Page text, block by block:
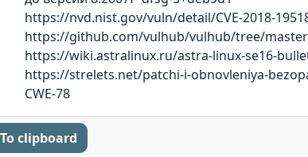
https://nvd.nist.gov/vuln/detail/CVE-2018-
https://github.com/vulhub/vulhub/tree/
https://wiki.astralinux.ru/astra-linux-se16-
https://strelets.net/patchi-i-obnovleniya-
CWE-78
To clipboard